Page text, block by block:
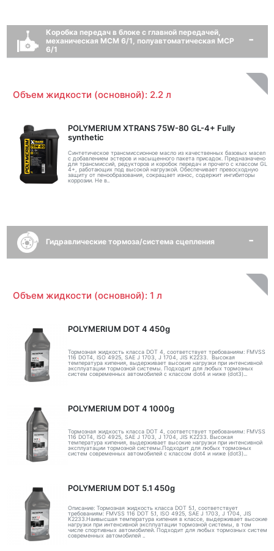
Коробка передач в блоке с главной передачей,
механическая MCM 6/1, полуавтоматическая MCP
6/1
Объем жидкости (основной): 2.2 л
POLYMERIUM XTRANS 75W-80 GL-4+ Fully
synthetic
Синтетическое трансмиссионное масло из качественных базовых масел
с добавлением эстеров и насыщенного пакета присадок. Предназначено
для трансмиссий, редукторов и коробок передач и прочего с классом GL
4+, работающих под высокой нагрузкой. Обеспечивает превосходную
защиту от пенообразования, сокращает износ, содержит ингибиторы
коррозии. Не в..
Гидравлические тормоза/система сцепления
Объем жидкости (основной): 1 л
POLYMERIUM DOT 4 450g
Тормозная жидкость класса DOT 4, соответствует требованиям: FMVSS
116 DOT4, ISO 4925, SAE J 1703, J 1704, JIS K2233. Высокая
температура кипения, выдерживает высокие нагрузки при интенсивной
эксплуатации тормозной системы. Подходит для любых тормозных
систем современных автомобилей с классом dot4 и ниже (dot3)...
POLYMERIUM DOT 4 1000g
Тормозная жидкость класса DOT 4, соответствует требованиям: FMVSS
116 DOT4, ISO 4925, SAE J 1703, J 1704, JIS K2233. Высокая
температура кипения, выдерживает высокие нагрузки при интенсивной
эксплуатации тормозной системы.Подходит для любых тормозных
систем современных автомобилей с классом dot4 и ниже (dot3)...
POLYMERIUM DOT 5.1 450g
Описание: Тормозная жидкость класса DOT 5.1, соответствует
требованиям: FMVSS 116 DOT 5.1, ISO 4925, SAE J 1703, J 1704, JIS
K2233.Наивысшая температура кипения в классе, выдерживает высокие
нагрузки при интенсивной эксплуатации тормозной системы, в том
числе спортивных автомобилей. Подходит для любых тормозных систем
современных автомобилей ..